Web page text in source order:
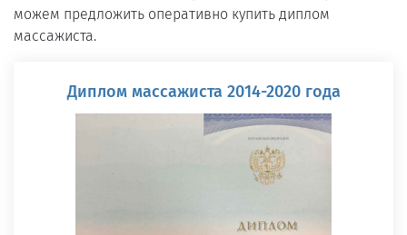
можем предложить оперативно купить диплом
массажиста.
Диплом массажиста 2014-2020 года